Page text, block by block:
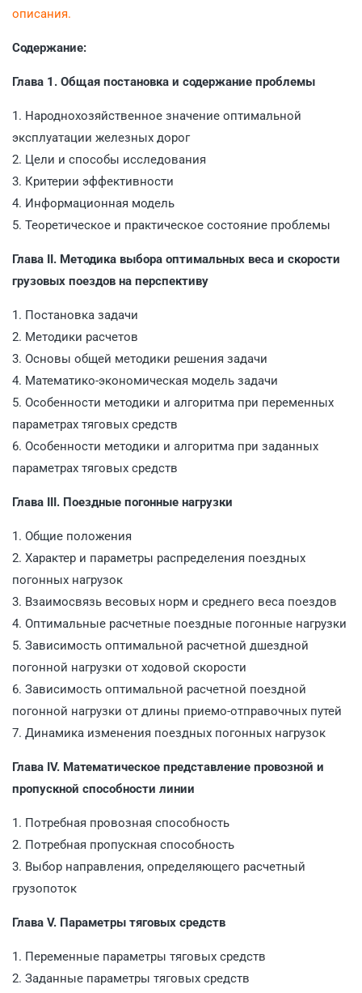
описания.
Содержание:
Глава 1. Общая постановка и содержание проблемы
1. Народнохозяйственное значение оптимальной
эксплуатации железных дорог
2. Цели и способы исследования
3. Критерии эффективности
4. Информационная модель
5. Теоретическое и практическое состояние проблемы
Глава II. Методика выбора оптимальных веса и скорости
грузовых поездов на перспективу
1. Постановка задачи
2. Методики расчетов
3. Основы общей методики решения задачи
4. Математико-экономическая модель задачи
5. Особенности методики и алгоритма при переменных
параметрах тяговых средств
6. Особенности методики и алгоритма при заданных
параметрах тяговых средств
Глава III. Поездные погонные нагрузки
1. Общие положения
2. Характер и параметры распределения поездных
погонных нагрузок
3. Взаимосвязь весовых норм и среднего веса поездов
4. Оптимальные расчетные поездные погонные нагрузки
5. Зависимость оптимальной расчетной дшездной
погонной нагрузки от ходовой скорости
6. Зависимость оптимальной расчетной поездной
погонной нагрузки от длины приемо-отправочных путей
7. Динамика изменения поездных погонных нагрузок
Глава IV. Математическое представление провозной и
пропускной способности линии
1. Потребная провозная способность
2. Потребная пропускная способность
3. Выбор направления, определяющего расчетный
грузопоток
Глава V. Параметры тяговых средств
1. Переменные параметры тяговых средств
2. Заданные параметры тяговых средств